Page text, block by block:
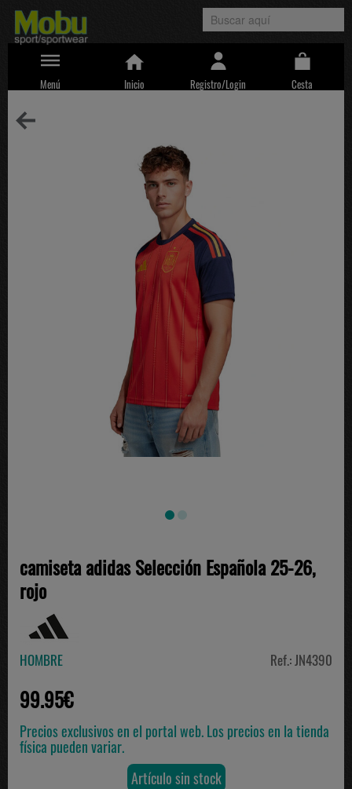
Menú Inicio Registro/Login Cesta
camiseta adidas Selección Española 25-26,
rojo
HOMBRE Ref.: JN4390
99.95€
Precios exclusivos en el portal web. Los precios en la tienda
física pueden variar.
Artículo sin stock